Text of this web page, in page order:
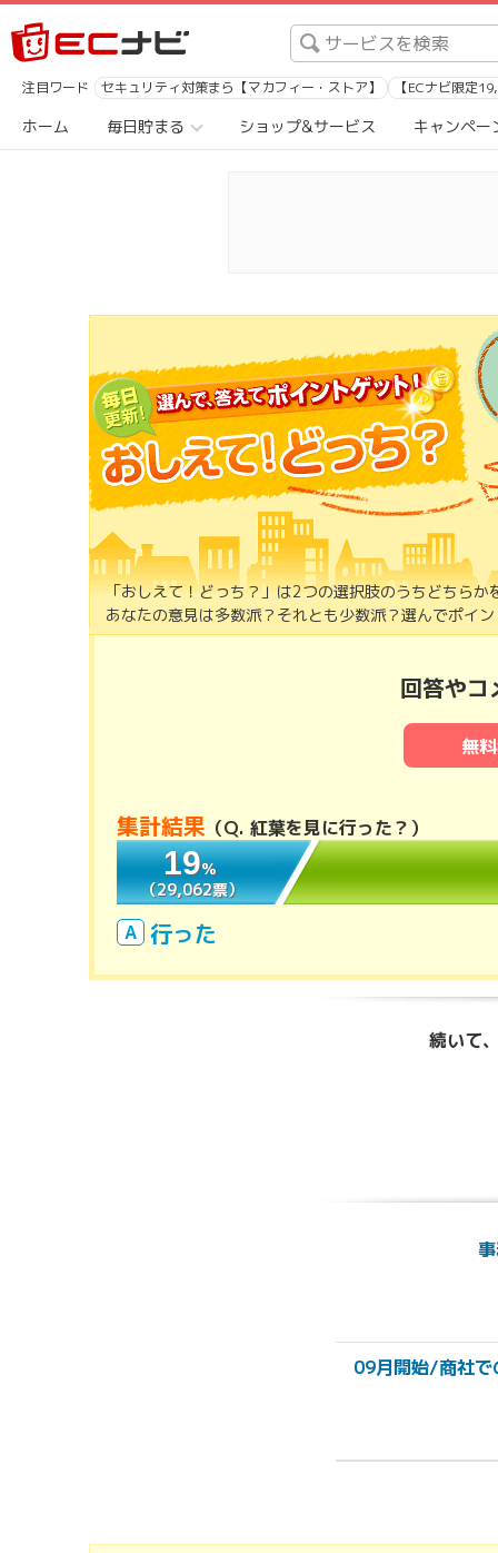
注目ワード セキュリティ対策まら【マカフィー・ストア】 【ECナビ限定
ホーム 毎日貯まる ショップ&サービス キャンペー
「おしえて！どっち？」は2つの選択肢のうちどちら
あなたの意見は多数派？それとも少数派？選んでポイ
回答やコ
無
集計結果 （Q. 紅葉を見に行った？ ）
19％
（29,062票）
19％
（29,062票）
A 行った
続いて
09月開始/商社